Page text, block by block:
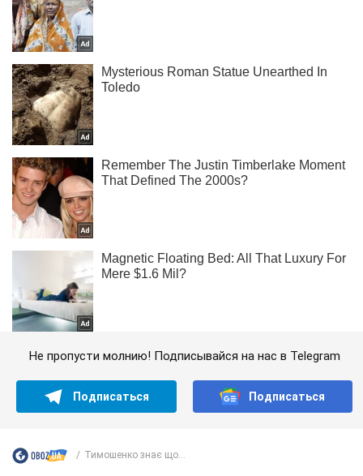
Не пропусти молнию! Подписывайся на нас в Telegram
Подписаться Подписаться
Тимошенко знає що...